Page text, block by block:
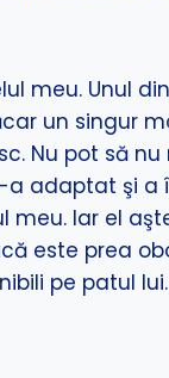
meu. Unul
un singur
Nu pot să
adaptat şi
Iar el
este prea
pe patul